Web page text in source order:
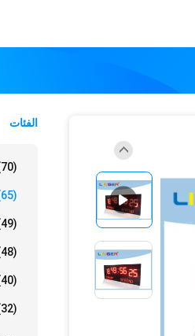
الفئات
(70)
(65)
(49)
(48)
(40)
(32)